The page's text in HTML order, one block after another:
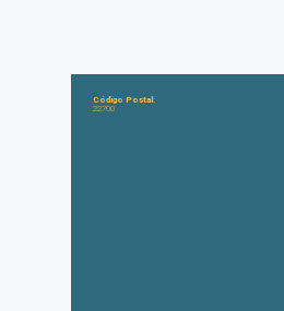
Código Postal:
22700